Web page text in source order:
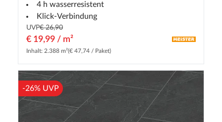
4 h wasserresistent
Klick-Verbindung
UVP€ 26,90
€ 19,99 / m²
Inhalt: 2.388 m²(€ 47,74 / Paket)
-26% UVP